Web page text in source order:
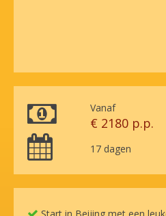
Vanaf
€ 2180 p.p.
17 dagen